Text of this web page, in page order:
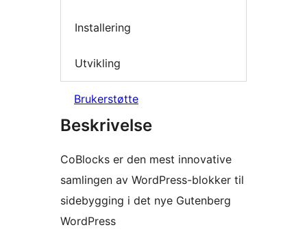
Installering
Utvikling
Brukerstøtte
Beskrivelse
CoBlocks er den mest innovative
samlingen av WordPress-blokker til
sidebygging i det nye Gutenberg
WordPress